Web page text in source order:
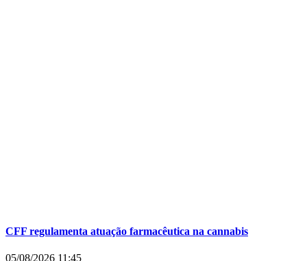
CFF regulamenta atuação farmacêutica na cannabis
05/08/2026 11:45